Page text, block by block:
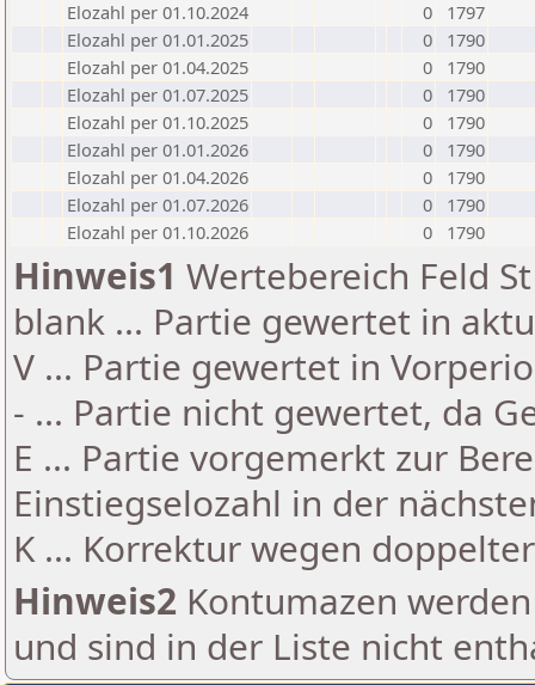
Elozahl per 01.10.2024
0
1797
Elozahl per 01.01.2025
0
1790
Elozahl per 01.04.2025
0
1790
Elozahl per 01.07.2025
0
1790
Elozahl per 01.10.2025
0
1790
Elozahl per 01.01.2026
0
1790
Elozahl per 01.04.2026
0
1790
Elozahl per 01.07.2026
0
1790
Elozahl per 01.10.2026
0 1790
Hinweis1 Wertebereich Feld
blank ... Partie gewertet in
V ... Partie gewertet in
- ... Partie nicht gewertet, da
E ... Partie vorgemerkt zur
Einstiegselozahl in der
K ... Korrektur wegen
Hinweis2 Kontumazen
und sind in der Liste nicht